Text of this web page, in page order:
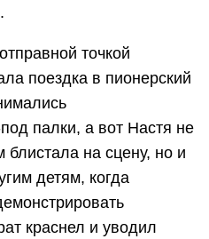
точкой
поездка в пионерский
палки, а вот Настя не
блистала на сцену, но и
детям, когда
краснел и уводил